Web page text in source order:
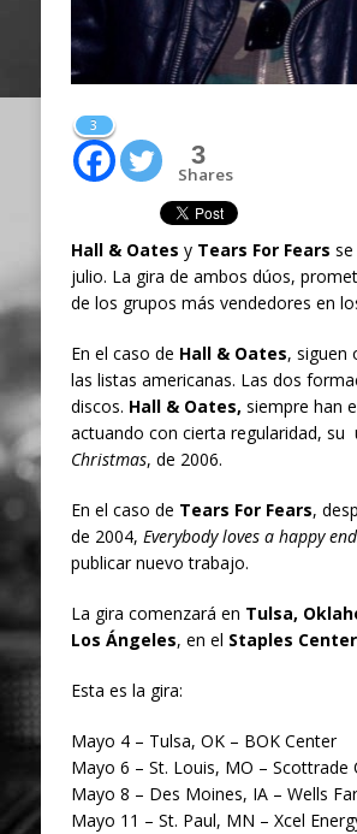
3
3
Shares
Hall & Oates yTears For Fears
julio. La gira de ambos dúos,
de los grupos más vendedores en
En el caso de Hall & Oates, siguen
las listas americanas. Las dos
discos. Hall & Oates, siempre han
actuando con cierta regularidad,
Christmas, de 2006.
En el caso de Tears For Fears,
de 2004, Everybody loves a happy
publicar nuevo trabajo.
La gira comenzará en Tulsa,
Los Ángeles, en el Staples
Esta es la gira:
Mayo 4 – Tulsa, OK – BOK Center
Mayo 6 – St. Louis, MO – Scottrade
Mayo 8 – Des Moines, IA – Wells
Mayo 11 – St. Paul, MN – Xcel